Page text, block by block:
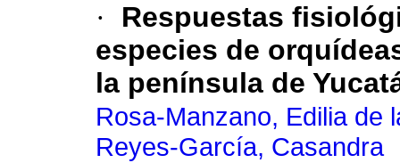
·
Respuestas
especies de
la península de
Rosa-Manzano, Edilia de
Reyes-García, Casandra